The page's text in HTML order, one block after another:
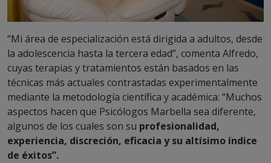
“Mi área de especialización está dirigida a adultos, desde
la adolescencia hasta la tercera edad”, comenta Alfredo,
cuyas terapias y tratamientos están basados en las
técnicas más actuales contrastadas experimentalmente
mediante la metodología científica y académica: “Muchos
aspectos hacen que Psicólogos Marbella sea diferente,
algunos de los cuales son su profesionalidad,
experiencia, discreción, eficacia y su altísimo índice
de éxitos”.